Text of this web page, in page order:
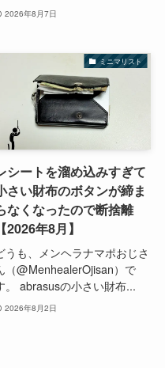
2026年8月7日
ミニマリスト
シートを溜め込みすぎて
さい財布のボタンが締ま
なくなったので断捨離
【2026年8月】
うも、メンヘラナマポおじさ
（@MenhealerOjisan）で
。 abrasusの小さい財布...
2026年8月2日